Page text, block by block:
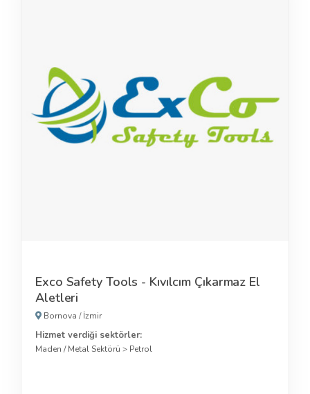
Exco Safety Tools - Kıvılcım Çıkarmaz El
Aletleri
Bornova /İzmir
Hizmet verdiği sektörler:
Maden / Metal Sektörü > Petrol